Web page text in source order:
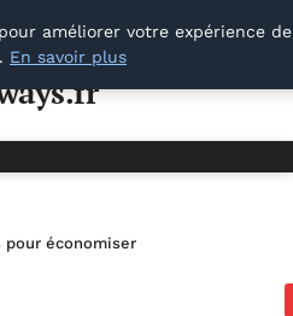
économiser lors de vos voyages
améliorer votre expérience
En savoir plus